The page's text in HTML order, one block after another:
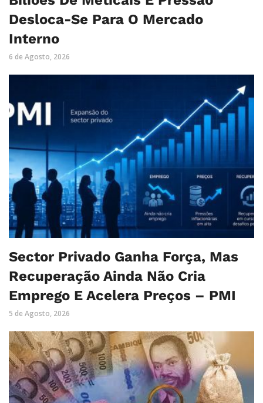
Desloca-Se Para O Mercado
Interno
6 de Agosto, 2026
Sector Privado Ganha Força, Mas
Recuperação Ainda Não Cria
Emprego E Acelera Preços – PMI
5 de Agosto, 2026